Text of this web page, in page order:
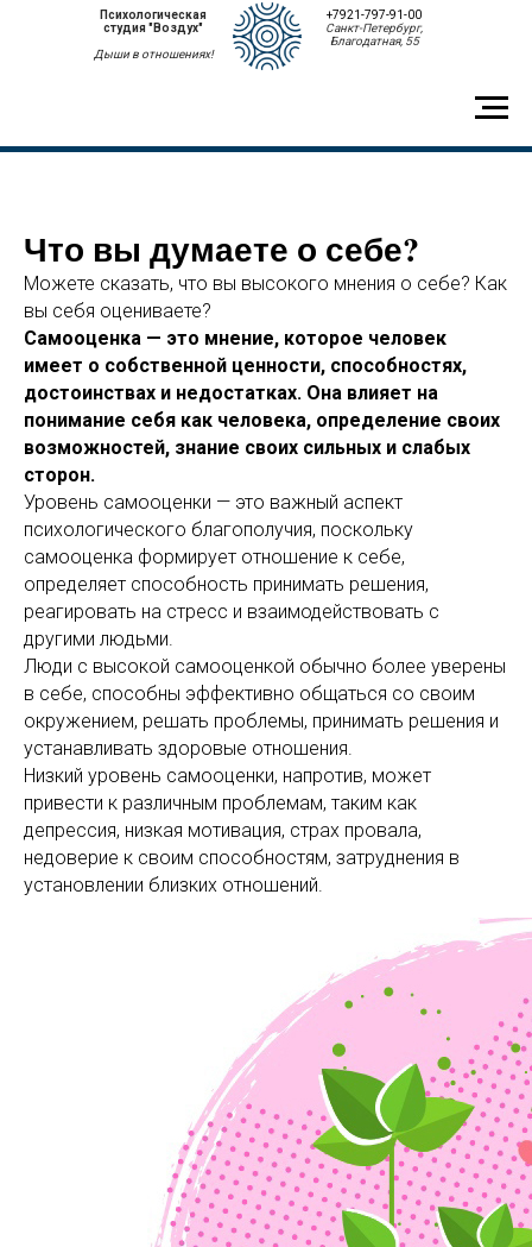
Психологическая
студия "Воздух"
Дыши в отношениях!
+7921-797-91-00
Санкт-Петербург,
Благодатная, 55
Что вы думаете о себе?
Можете сказать, что вы высокого мнения о себе? Как
вы себя оцениваете?
Самооценка — это мнение, которое человек
имеет о собственной ценности, способностях,
достоинствах и недостатках. Она влияет на
понимание себя как человека, определение своих
возможностей, знание своих сильных и слабых
сторон.
Уровень самооценки — это важный аспект
психологического благополучия, поскольку
самооценка формирует отношение к себе,
определяет способность принимать решения,
реагировать на стресс и взаимодействовать с
другими людьми.
Люди с высокой самооценкой обычно более уверены
в себе, способны эффективно общаться со своим
окружением, решать проблемы, принимать решения и
устанавливать здоровые отношения.
Низкий уровень самооценки, напротив, может
привести к различным проблемам, таким как
депрессия, низкая мотивация, страх провала,
недоверие к своим способностям, затруднения в
установлении близких отношений.